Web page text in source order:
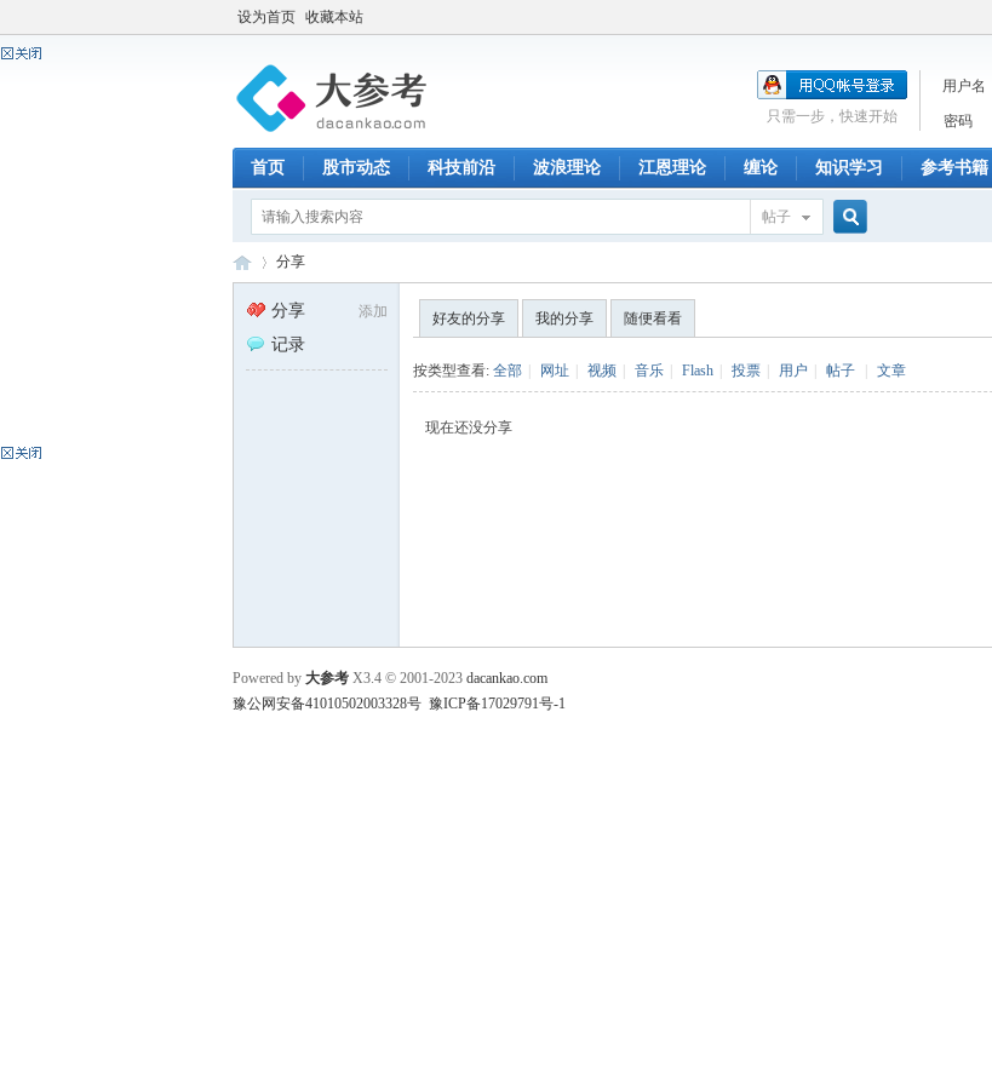
设为首页 收藏本站
用户名
密码
只需一步，快速开始
首页 股市动态 科技前沿 波浪理论 江恩理论 缠论 知识学习 参考书籍
帖子
大 ›
分享
添加
分享
记录
好友的分享 我的分享 随便看看
按类型查看: 全部 网址 视频 音乐 Flash 投票 用户 帖子 文章
现在还没分享
Powered by 大参考 X3.4 © 2001-2023 dacankao.com
豫公网安备41010502003328号 豫ICP备17029791号-1